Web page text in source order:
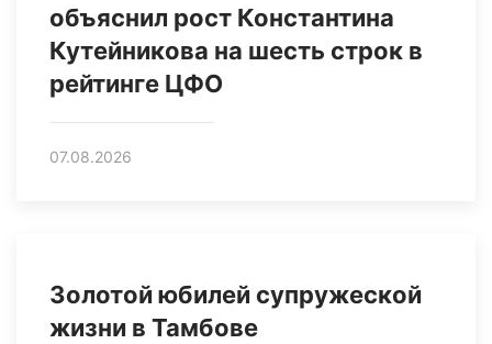
объяснил рост Константина
Кутейникова на шесть строк в
рейтинге ЦФО
07.08.2026
Золотой юбилей супружеской
жизни в Тамбове